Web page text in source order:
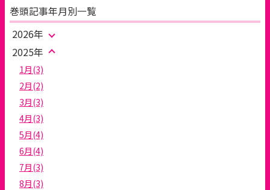
巻頭記事年月別一覧
2026年
2025年
1月(3)
2月(2)
3月(3)
4月(3)
5月(4)
6月(4)
7月(3)
8月(3)